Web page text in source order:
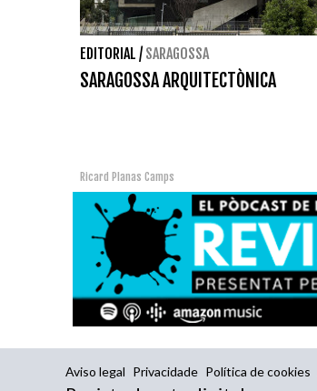
EDITORIAL / SARAGOSSA
SARAGOSSA ARQUITECTÒNICA
Ricard Planas Camps
Aviso legal Privacidade Política de cookies